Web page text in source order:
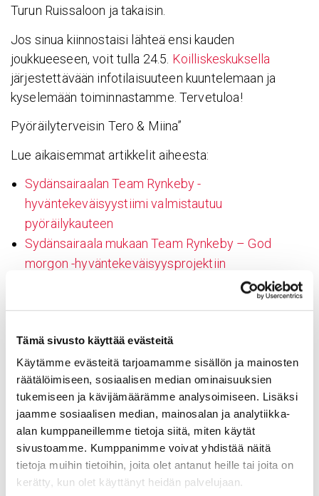
Tämä sivusto käyttää evästeitä
Käytämme evästeitä tarjoamamme sisällön ja mainosten
räätälöimiseen, sosiaalisen median ominaisuuksien
tukemiseen ja kävijämäärämme analysoimiseen. Lisäksi
jaamme sosiaalisen median, mainosalan ja analytiikka-
alan kumppaneillemme tietoja siitä, miten käytät
sivustoamme. Kumppanimme voivat yhdistää näitä
tietoja muihin tietoihin, joita olet antanut heille tai joita on
kerätty, kun olet käyttänyt heidän palvelujaan.
Turun Ruissaloon ja takaisin.
Jos sinua kiinnostaisi lähteä ensi kauden
joukkueeseen, voit tulla 24.5. Koilliskeskuksella
järjestettävään infotilaisuuteen kuuntelemaan ja
kyselemään toiminnastamme. Tervetuloa!
Pyöräilyterveisin Tero & Miina”
Lue aikaisemmat artikkelit aiheesta:
Sydänsairaalan Team Rynkeby -
hyväntekeväisyystiimi valmistautuu
pyöräilykauteen
Sydän­sai­raala mukaan Team Rynkeby – God
morgon -hyvän­te­ke­väi­syys­pro­jek­tiin
Sydänsairaalan sydänteho-osaston Miina Kaivola ja
Tero Koivula pääsivät kauden 2018–2019 Team
Rynkeby – God Morgon -joukkueeseen. Team
hyväntekeväisyysprojekti, jossa pyöräilyjoukkueet
pyöräilevät joka vuosi Pariisiin ja keräävät rahaa
vakavasti sairaiden lasten ja heidän perheidensä
hyväksi.Lue lisää Team Rynkebyn sivuilta
Jaa sivu: